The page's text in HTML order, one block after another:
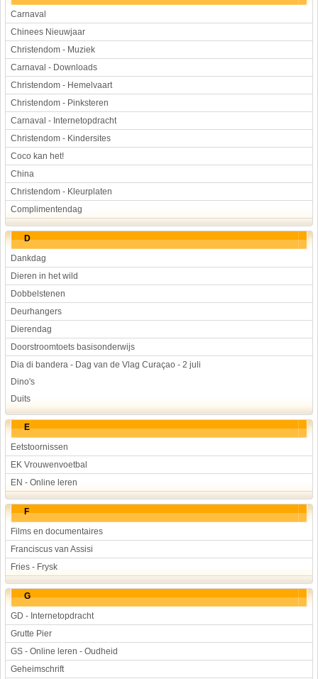
Carnaval
Chinees Nieuwjaar
Christendom - Muziek
Carnaval - Downloads
Christendom - Hemelvaart
Christendom - Pinksteren
Carnaval - Internetopdracht
Christendom - Kindersites
Coco kan het!
China
Christendom - Kleurplaten
Complimentendag
D
Dankdag
Dieren in het wild
Dobbelstenen
Deurhangers
Dierendag
Doorstroomtoets basisonderwijs
Dia di bandera - Dag van de Vlag Curaçao - 2 juli
Dino's
Duits
E
Eetstoornissen
EK Vrouwenvoetbal
EN - Online leren
F
Films en documentaires
Franciscus van Assisi
Fries - Frysk
G
GD - Internetopdracht
Grutte Pier
GS - Online leren - Oudheid
Geheimschrift